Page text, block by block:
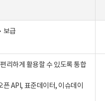
보급
리하게 활용할 수 있도록 통합
API, 표준데이터, 이슈데이